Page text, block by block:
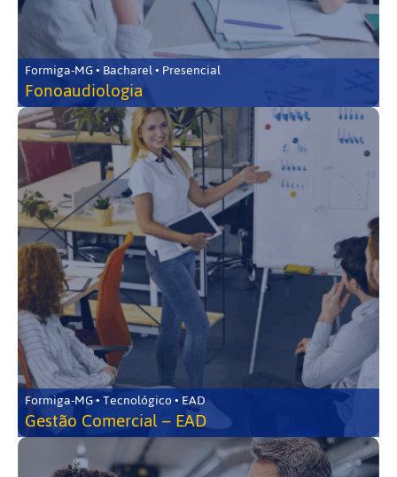
Formiga-MG • Bacharel • Presencial
Fonoaudiologia
Formiga-MG • Tecnológico • EAD
Gestão Comercial – EAD